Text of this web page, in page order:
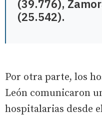
(39.776),
(25.542).
Por otra parte, los
León comunicaron
hospitalarias desde